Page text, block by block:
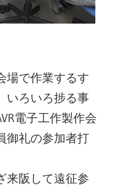
場で作業するす
いろいろ捗る事
電子工作製作会
御礼の参加者打
来阪して遠征参